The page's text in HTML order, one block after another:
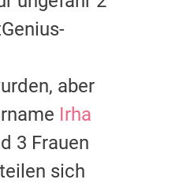
aber
Irha
3 Frauen
sich